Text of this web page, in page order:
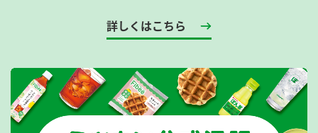
詳しくはこちら